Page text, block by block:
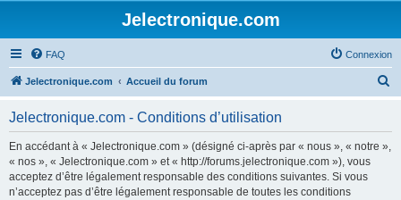
Jelectronique.com
FAQ Connexion
Jelectronique.com Accueil du forum
Jelectronique.com - Conditions d’utilisation
En accédant à « Jelectronique.com » (désigné ci-après par « nous », « notre »,
« nos », « Jelectronique.com » et « http://forums.jelectronique.com »), vous
acceptez d’être légalement responsable des conditions suivantes. Si vous
n’acceptez pas d’être légalement responsable de toutes les conditions